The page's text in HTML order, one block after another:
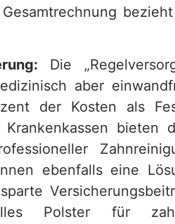
Die
aber
der Kosten als
bieten
ebenfalls eine
Polster für